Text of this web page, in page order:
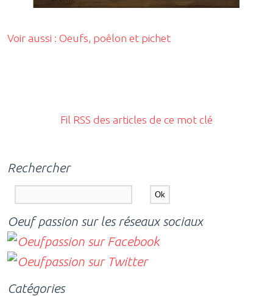
Voir aussi : Oeufs, poêlon et pichet
Fil RSS des articles de ce mot clé
Rechercher
Oeuf passion sur les réseaux sociaux
Catégories